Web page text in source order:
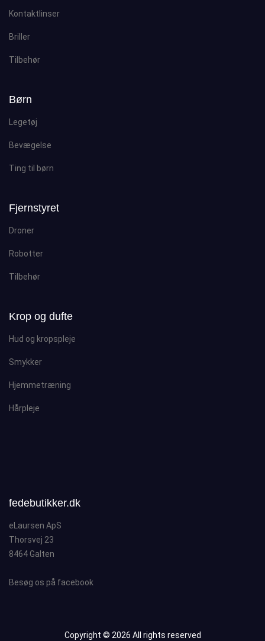
Kontaktlinser
Briller
Tilbehør
Børn
Legetøj
Bevægelse
Ting til børn
Fjernstyret
Droner
Robotter
Tilbehør
Krop og dufte
Hud og kropspleje
Smykker
Hjemmetræning
Hårpleje
fedebutikker.dk
eLaursen ApS
Thorsvej 23
8464 Galten
Besøg os på facebook
Copyright © 2026 All rights reserved